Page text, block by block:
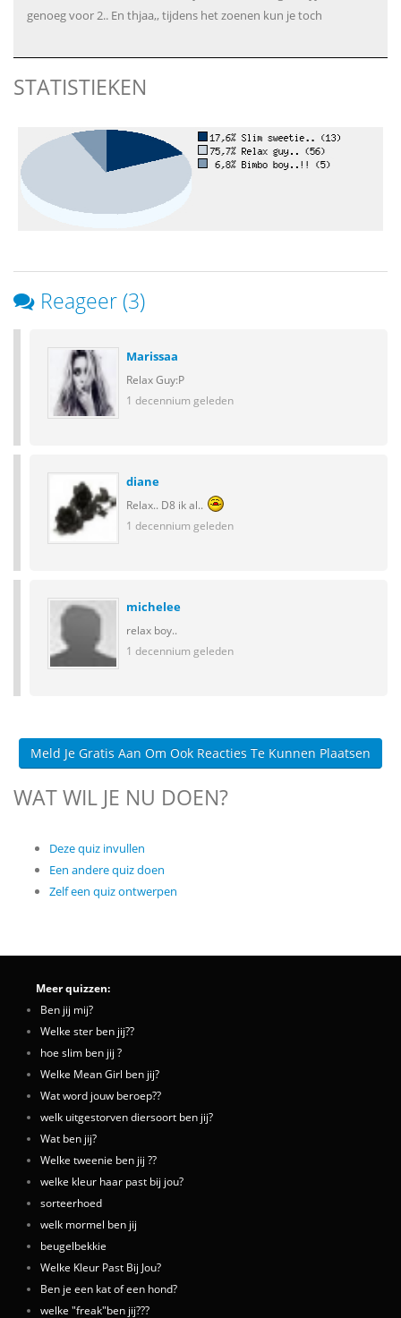
genoeg voor 2.. En thjaa,, tijdens het zoenen kun je toch
STATISTIEKEN
Reageer (3)
Marissaa
Relax Guy:P
1 decennium geleden
diane
Relax.. D8 ik al..
1 decennium geleden
michelee
relax boy..
1 decennium geleden
Meld Je Gratis Aan Om Ook Reacties Te Kunnen Plaatsen
WAT WIL JE NU DOEN?
Deze quiz invullen
Een andere quiz doen
Zelf een quiz ontwerpen
Meer quizzen:
Ben jij mij?
Welke ster ben jij??
hoe slim ben jij ?
Welke Mean Girl ben jij?
Wat word jouw beroep??
welk uitgestorven diersoort ben jij?
Wat ben jij?
Welke tweenie ben jij ??
welke kleur haar past bij jou?
sorteerhoed
welk mormel ben jij
beugelbekkie
Welke Kleur Past Bij Jou?
Ben je een kat of een hond?
welke "freak"ben jij???